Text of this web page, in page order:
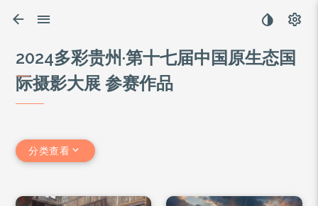
​2024多彩贵州·第十七届中国原生态国
际摄影大展 参赛作品
分类查看